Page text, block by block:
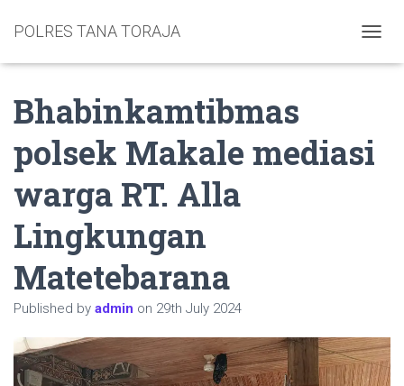
POLRES TANA TORAJA
Bhabinkamtibmas
polsek Makale mediasi
warga RT. Alla
Lingkungan
Matetebarana
Published by admin on 29th July 2024